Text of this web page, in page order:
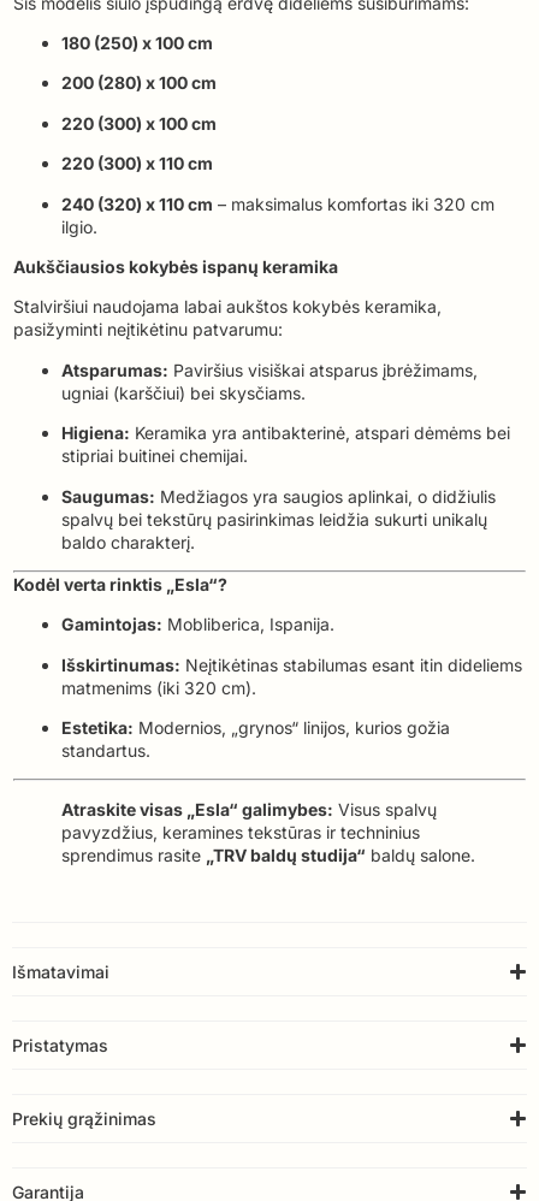
180 (250) x 100 cm
200 (280) x 100 cm
220 (300) x 100 cm
220 (300) x 110 cm
240 (320) x 110 cm – maksimalus komfortas iki 320 cm
ilgio.
Aukščiausios kokybės ispanų keramika
Stalviršiui naudojama labai aukštos kokybės keramika,
pasižyminti neįtikėtinu patvarumu:
Atsparumas: Paviršius visiškai atsparus įbrėžimams,
ugniai (karščiui) bei skysčiams.
Higiena: Keramika yra antibakterinė, atspari dėmėms bei
stipriai buitinei chemijai.
Saugumas: Medžiagos yra saugios aplinkai, o didžiulis
spalvų bei tekstūrų pasirinkimas leidžia sukurti unikalų
baldo charakterį.
Kodėl verta rinktis „Esla“?
Gamintojas: Mobliberica, Ispanija.
Išskirtinumas: Neįtikėtinas stabilumas esant itin dideliems
matmenims (iki 320 cm).
Estetika: Modernios, „grynos“ linijos, kurios gožia
standartus.
Atraskite visas „Esla“ galimybes: Visus spalvų
pavyzdžius, keramines tekstūras ir techninius
sprendimus rasite „TRV baldų studija“ baldų salone.
Išmatavimai
Pristatymas
Prekių grąžinimas
Garantija